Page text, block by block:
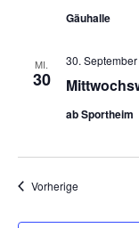
Gäuhalle
MI.
30
30.
ab Sportheim
Vorherige